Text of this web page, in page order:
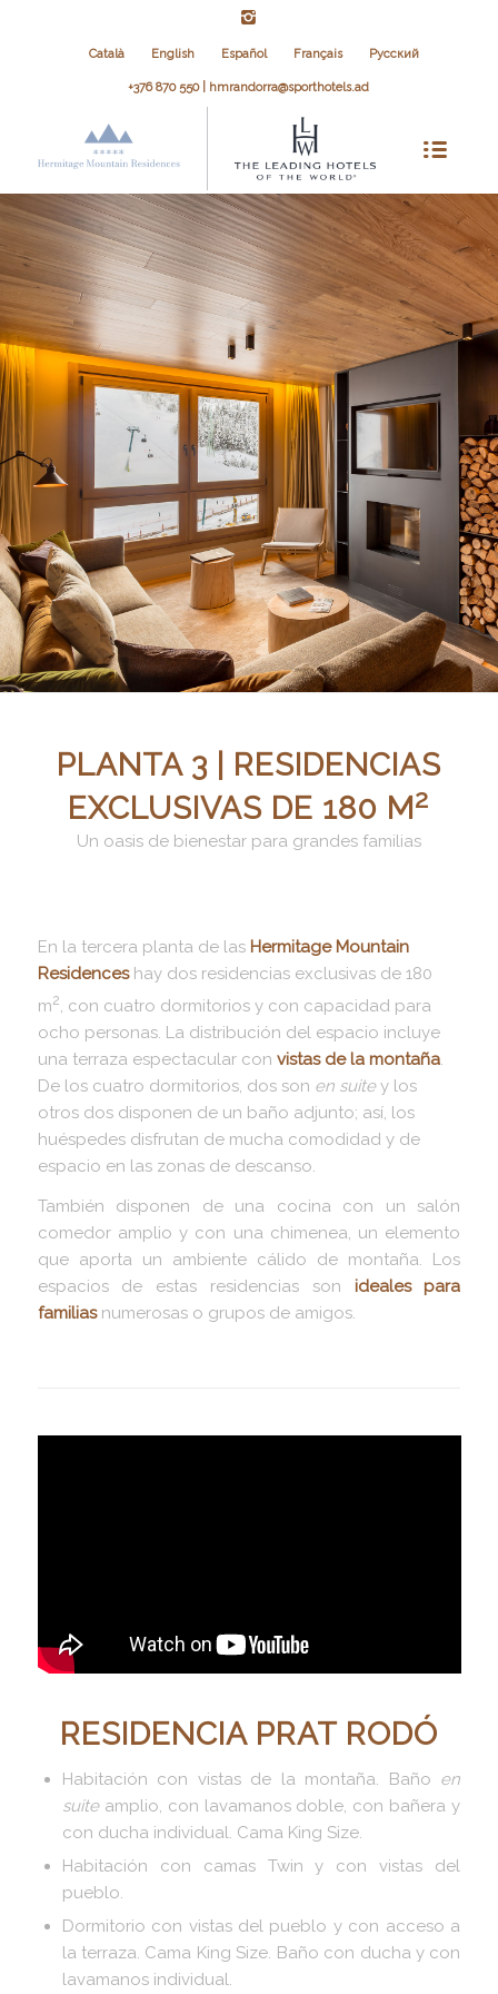
Català English Español Français Русский
+376 870 550 | hmrandorra@sporthotels.ad
PLANTA 3 | RESIDENCIAS
EXCLUSIVAS DE 180 M 2
Un oasis de bienestar para grandes familias
En la tercera planta de las Hermitage Mountain
Residenceshay dos residencias exclusivas de 180
m2 , con cuatro dormitorios y con capacidad para
ocho personas. La distribución del espacio incluye
una terraza espectacular con vistas de la montaña.
De los cuatro dormitorios, dos son en suitey los
otros dos disponen de un baño adjunto; así, los
huéspedes disfrutan de mucha comodidad y de
espacio en las zonas de descanso.
También disponen de una cocina con un salón
comedor amplio y con una chimenea, un elemento
que aporta un ambiente cálido de montaña. Los
espacios de estas residencias son ideales para
familiasnumerosas o grupos de amigos.
RESIDENCIA PRAT RODÓ
Habitación con vistas de la montaña. Baño en
suiteamplio, con lavamanos doble, con bañera y
con ducha individual. Cama King Size.
Habitación con camas Twin y con vistas del
pueblo.
Dormitorio con vistas del pueblo y con acceso a
la terraza. Cama King Size. Baño con ducha y con
lavamanos individual.